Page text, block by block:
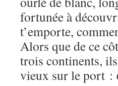
fortunée à
t’emporte,
Alors que de ce
trois continents,
vieux sur le port :